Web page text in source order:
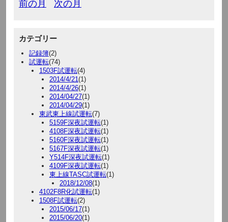
前の月 次の月
カテゴリー
記録簿(2)
試運転(74)
1503F試運転(4)
2014/4/21(1)
2014/4/26(1)
2014/04/27(1)
2014/04/29(1)
東武東上線試運転(7)
5159F深夜試運転(1)
4108F深夜試運転(1)
5160F深夜試運転(1)
5167F深夜試運転(1)
Y514F深夜試運転(1)
4109F深夜試運転(1)
東上線TASC試運転(1)
2018/12/08(1)
4102F8R化試運転(1)
1508F試運転(2)
2015/06/17(1)
2015/06/20(1)